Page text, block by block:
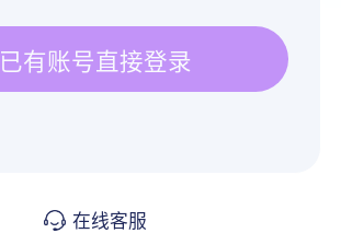
已有账号直接登录
在线客服